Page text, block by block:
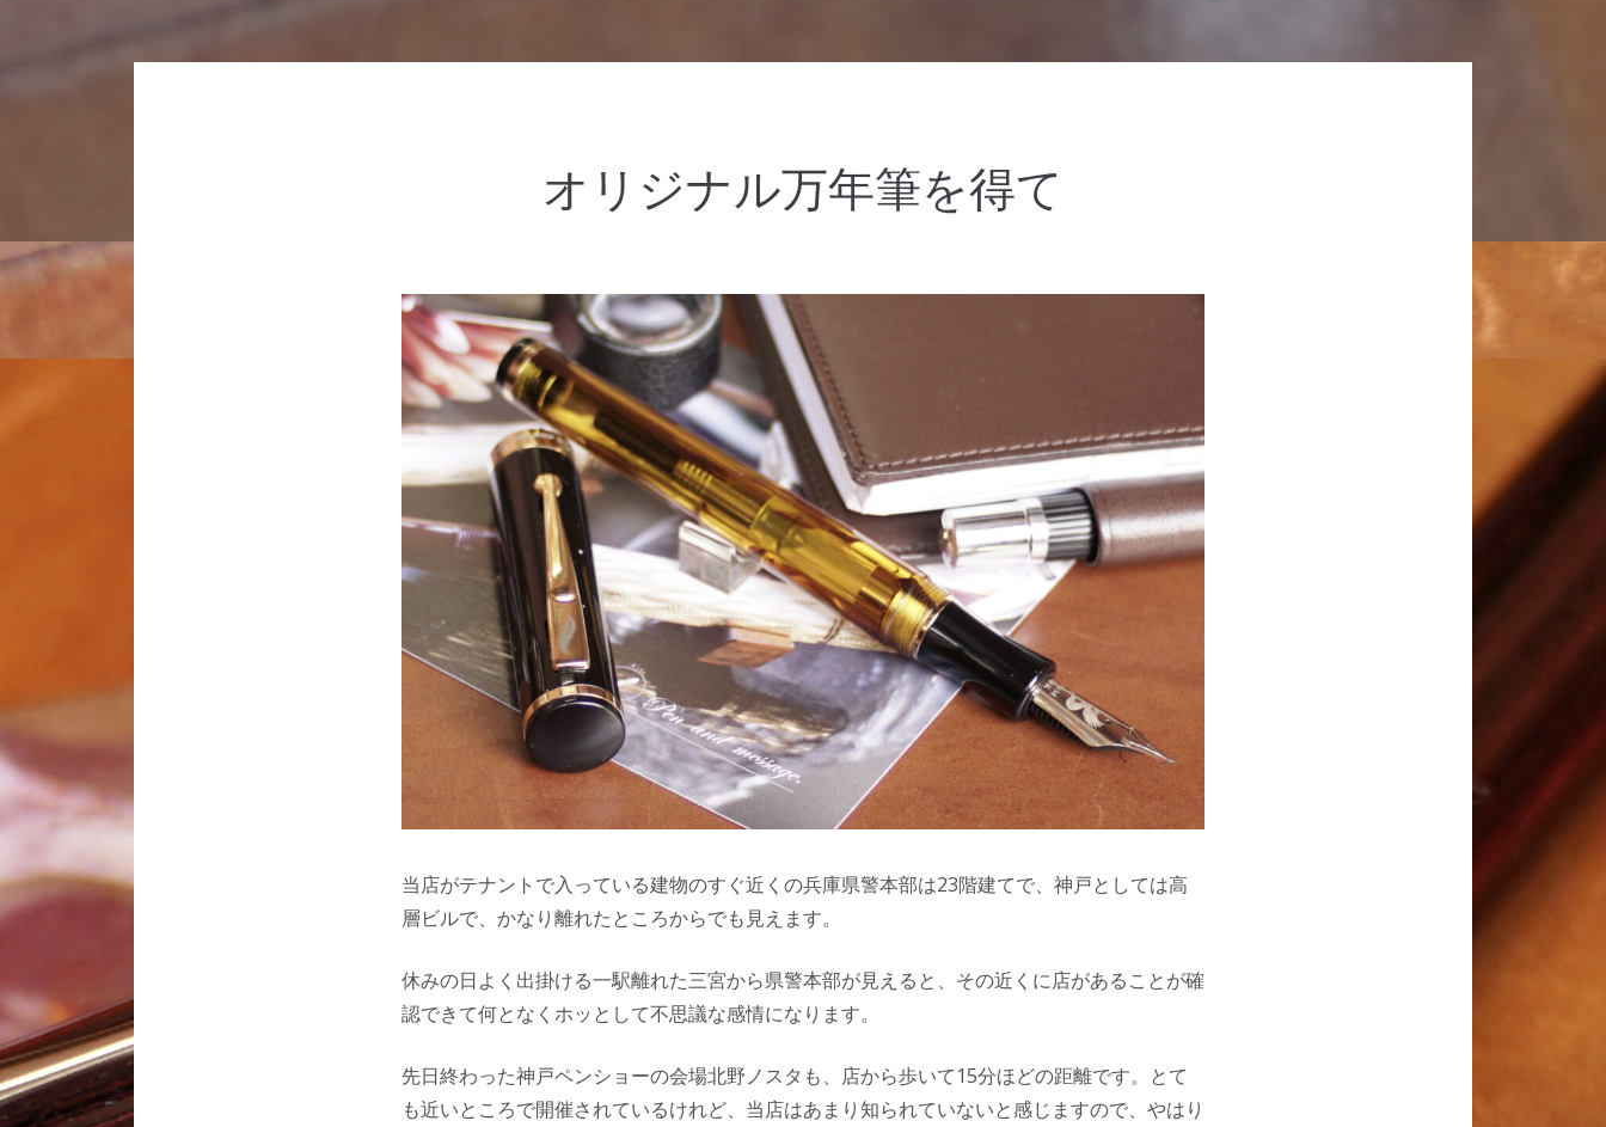
オリジナル万年筆を得て
当店がテナントで入っている建物のすぐ近くの兵庫県警本部は23階建てで、神戸としては高
層ビルで、かなり離れたところからでも見えます。
休みの日よく出掛ける一駅離れた三宮から県警本部が見えると、その近くに店があることが確
認できて何となくホッとして不思議な感情になります。
先日終わった神戸ペンショーの会場北野ノスタも、店から歩いて15分ほどの距離です。とて
も近いところで開催されているけれど、当店はあまり知られていないと感じますので、やはり